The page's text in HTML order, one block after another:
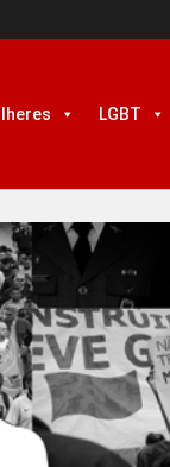
LGBT